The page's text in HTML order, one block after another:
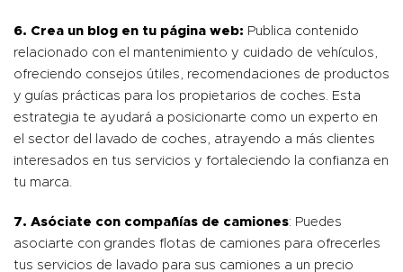
6. Crea un blog en tu página web: Publica contenido
relacionado con el mantenimiento y cuidado de vehículos,
ofreciendo consejos útiles, recomendaciones de productos
y guías prácticas para los propietarios de coches. Esta
estrategia te ayudará a posicionarte como un experto en
el sector del lavado de coches, atrayendo a más clientes
interesados en tus servicios y fortaleciendo la confianza en
tu marca.
7. Asóciate con compañías de camiones: Puedes
asociarte con grandes flotas de camiones para ofrecerles
tus servicios de lavado para sus camiones a un precio